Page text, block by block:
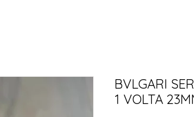
BVLGARI
1 VOLTA